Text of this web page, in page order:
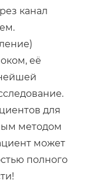
канал
её
для
методом
может
полного